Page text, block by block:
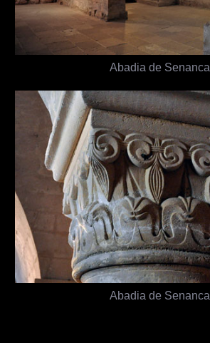
Abadia de Senanca
Abadia de Senanca